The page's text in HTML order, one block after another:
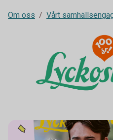
Om oss Vårt